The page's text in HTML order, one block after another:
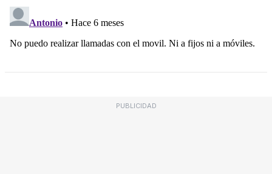
PUBLICIDAD